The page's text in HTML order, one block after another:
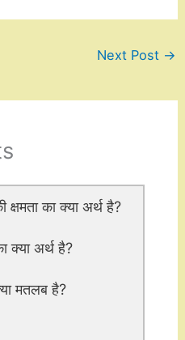
Next Post →
का क्या अर्थ है?
क्या अर्थ है?
मतलब है?